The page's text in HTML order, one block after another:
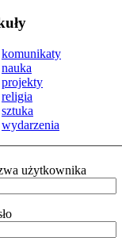
komunikaty
nauka
projekty
religia
sztuka
wydarzenia
użytkownika